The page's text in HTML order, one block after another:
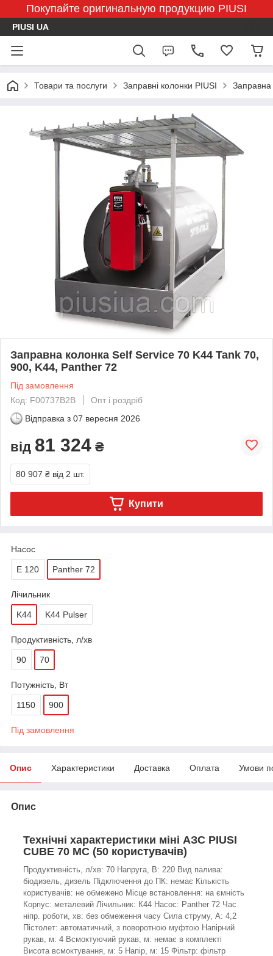
Покупайте оригинальную продукцию PIUSI
PIUSI UA
Товари та послуги Заправні колонки PIUSI
Заправна колонка Self Service 70 K44 Tank 70,
900, K44, Panther 72
Під замовлення
Код: F00737B2B
Опт і роздріб
Відправка з 07 вересня 2026
від 81 324 ₴
80 907 ₴ від 2 шт.
Купити
Насос
E 120 Panther 72
Лічильник
K44 K44 Pulser
Продуктивність, л/хв
90 70
Потужність, Вт
1150 900
Під замовлення
Опис Характеристики Доставка Оплата Умови
Опис
Технічні характеристики міні АЗС PIUSI
CUBE 70 MC (50 користувачів)
Продуктивність, л/хв: 70 Напруга, В: 220 Вид палива:
біодизель, дизель Підключення до ПК: немає Кількість
користувачів: не обмежено Місце встановлення: на ємність
Корпус: металевий Лічильник: К44 Насос: Panther 72 Час
ніпр. роботи, хв: без обмеження часу Сила струму, А: 4,2
Пістолет: автоматичний, з поворотною муфтою Напірний
рукав, м: 4 Всмоктуючий рукав, м: немає в комплекті
Висота всмоктування, м: 5 Напір, м: 15 Фільтр: фільтр